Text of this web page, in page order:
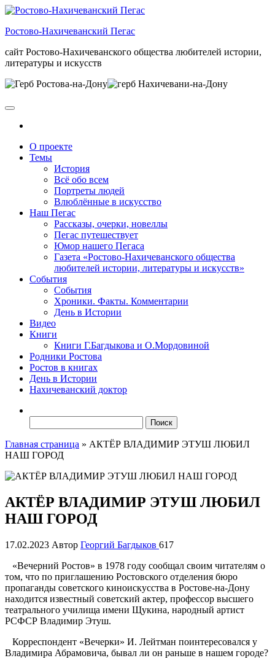
Skip
the
Ростово-Нахичеванский Пегас
сайт Ростово-Нахичеванского общества любителей истории,
литературы и искусств
О проекте
Темы
История
Всё обо всем
Портреты людей
Влюблённые в искусство
Наш Пегас
Рассказы, очерки, новеллы
Пегас путешествует
Юмор нашего Пегаса
Газета «Ростово-Нахичеванского общества
любителей истории, литературы и искусств»
События
События
Хроники. Факты. Комментарии
День в Истории
Видео
Книги
Книги Г.Багдыкова и О.Мордовиной
Родники Ростова
Ростов в книгах
День в Истории
Нахичеванский доктор
Главная страница » АКТЁР ВЛАДИМИР ЭТУШ ЛЮБИЛ
НАШ ГОРОД
АКТЁР ВЛАДИМИР ЭТУШ ЛЮБИЛ
НАШ ГОРОД
17.02.2023 Автор Георгий Багдыков 617
«Вечерний Ростов» в 1978 году сообщал своим читателям о
том, что по приглашению Ростовского отделения бюро
пропаганды советского киноискусства в Ростове-на-Дону
находится известный советский актер, профессор высшего
театрального училища имени Щукина, народный артист
РСФСР Владимир Этуш.
Корреспондент «Вечерки» И. Лейтман поинтересовался у
Владимира Абрамовича, бывал ли он раньше в нашем городе?